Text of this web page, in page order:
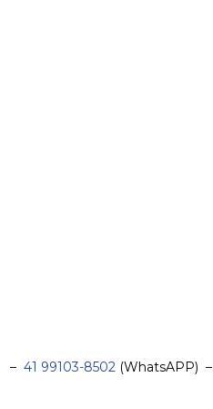
– 41 99103-8502 (WhatsAPP) –